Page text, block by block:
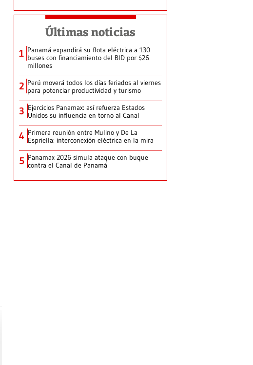
Últimas noticias
1 Panamá expandirá su flota eléctrica a 130
buses con financiamiento del BID por $26
millones
2 Perú moverá todos los días feriados al viernes
para potenciar productividad y turismo
3 Ejercicios Panamax: así refuerza Estados
Unidos su influencia en torno al Canal
4 Primera reunión entre Mulino y De La
Espriella: interconexión eléctrica en la mira
5 Panamax 2026 simula ataque con buque
contra el Canal de Panamá